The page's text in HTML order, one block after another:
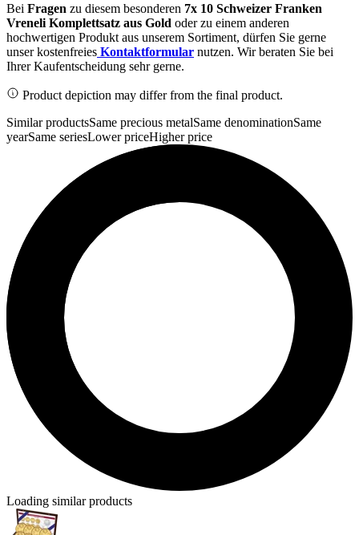
Bei Fragen zu diesem besonderen 7x 10 Schweizer Franken
Vreneli Komplettsatz aus Gold oder zu einem anderen
hochwertigen Produkt aus unserem Sortiment, dürfen Sie gerne
unser kostenfreies Kontaktformular nutzen. Wir beraten Sie bei
Ihrer Kaufentscheidung sehr gerne.
Product depiction may differ from the final product.
Similar productsSame precious metalSame denominationSame
yearSame seriesLower priceHigher price
Loading similar products